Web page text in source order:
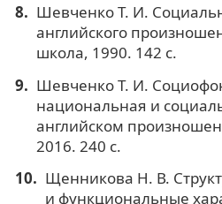
Шевченко Т. И.
английского
школа, 1990. 142 с.
Шевченко Т. И.
национальная и
английском
2016. 240 с.
Щенникова Н. В.
и функциональные